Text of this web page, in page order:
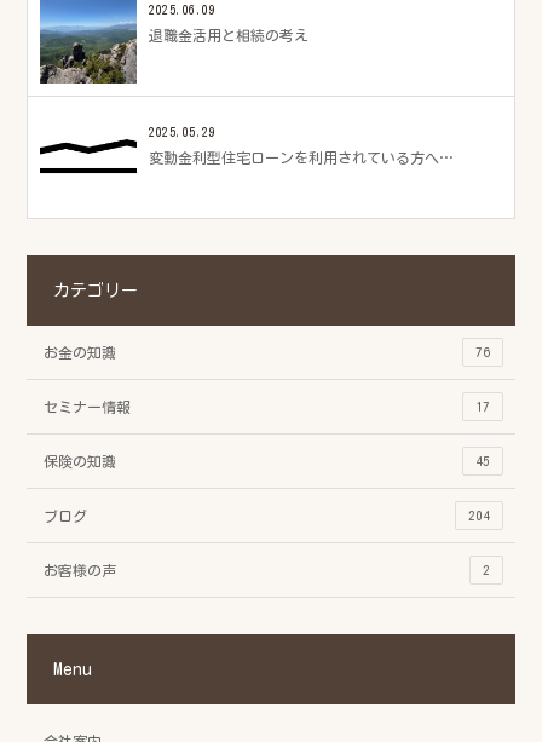
2025.06.09
退職金活用と相続の考え
2025.05.29
変動金利型住宅ローンを利用されている方へ…
カテゴリー
お金の知識 76
セミナー情報 17
保険の知識 45
ブログ 204
お客様の声 2
Menu